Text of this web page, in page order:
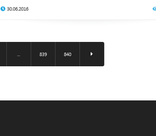
30.06.2016
839 840